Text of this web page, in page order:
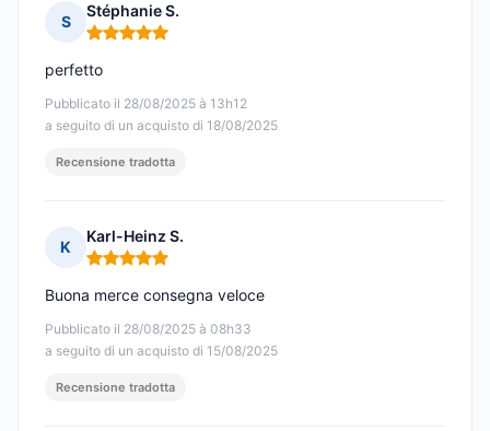
S
Stéphanie S.
Nota: 5 su 5
Pubblicato il 28/08/2025 à 13h12
a seguito di un acquisto di 18/08/2025
perfetto
Recensione tradotta
K
Karl-Heinz S.
Nota: 5 su 5
Pubblicato il 28/08/2025 à 08h33
a seguito di un acquisto di 15/08/2025
Buona merce consegna veloce
Recensione tradotta